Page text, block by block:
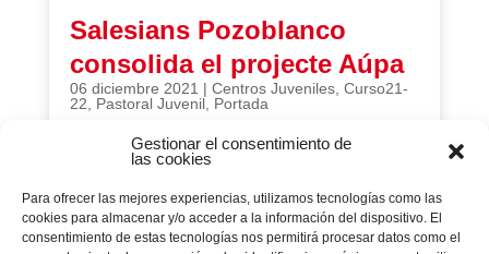
Gestionar el consentimiento de
las cookies
Para ofrecer las mejores experiencias, utilizamos tecnologías como las
cookies para almacenar y/o acceder a la información del dispositivo. El
consentimiento de estas tecnologías nos permitirá procesar datos como el
Salesians Pozoblanco
consolida el projecte Aúpa
06 diciembre 2021 | Centros Juveniles, Curso21-
22, Pastoral Juvenil, Portada
que requereix un suport educatiu i social que els
ajudi a progressar en el desenvolupament
voluntaris gràcies a l’animació des de l’Associació
Juvenil Magone.